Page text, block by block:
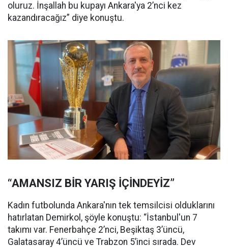
oluruz. İnşallah bu kupayı Ankara'ya 2’nci kez
kazandıracağız” diye konuştu.
“AMANSIZ BİR YARIŞ İÇİNDEYİZ”
Kadın futbolunda Ankara'nın tek temsilcisi olduklarını
hatırlatan Demirkol, şöyle konuştu: “İstanbul'un 7
takımı var. Fenerbahçe 2’nci, Beşiktaş 3’üncü,
Galatasaray 4’üncü ve Trabzon 5’inci sırada. Dev